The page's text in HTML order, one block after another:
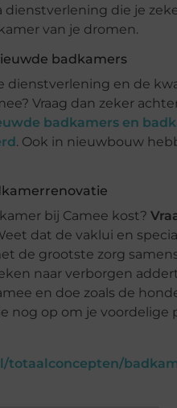
dienstverlening die je
van je dromen.
badkamers
dienstverlening en de
Vraag dan zeker
badkamers en
. Ook in nieuwbouw
bij Camee kost?
dat de vaklui en
de grootste zorg
naar verborgen
en doe zoals de
nog op om je voordelige
totaalconcepten/